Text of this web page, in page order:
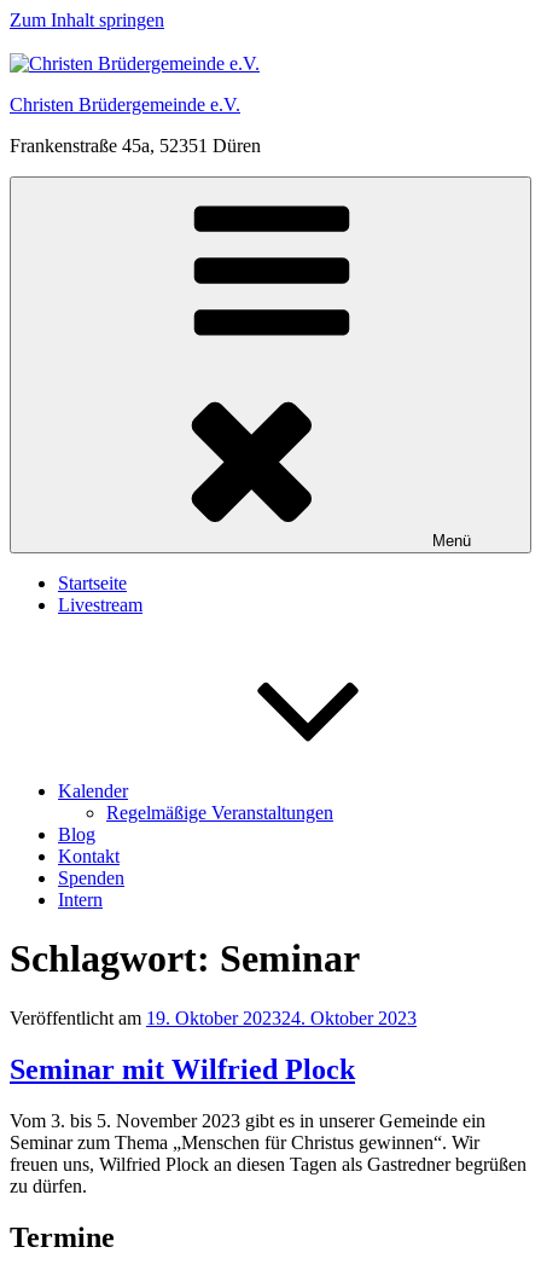
Zum Inhalt springen
Christen Brüdergemeinde e.V.
Frankenstraße 45a, 52351 Düren
Menü
Startseite
Livestream
Kalender
Regelmäßige Veranstaltungen
Blog
Kontakt
Spenden
Intern
Schlagwort: Seminar
Veröffentlicht am 19. Oktober 202324. Oktober 2023
Seminar mit Wilfried Plock
Vom 3. bis 5. November 2023 gibt es in unserer Gemeinde ein
Seminar zum Thema „Menschen für Christus gewinnen“. Wir
freuen uns, Wilfried Plock an diesen Tagen als Gastredner begrüßen
zu dürfen.
Termine